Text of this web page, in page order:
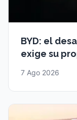
BYD: el
exige su
7 Ago 2026